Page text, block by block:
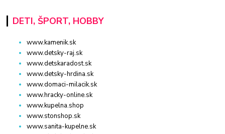
DETI, ŠPORT, HOBBY
www.kamenik.sk
www.detsky-raj.sk
www.detskaradost.sk
www.detsky-hrdina.sk
www.domaci-milacik.sk
www.hracky-online.sk
www.kupelna.shop
www.stonshop.sk
www.sanita-kupelne.sk